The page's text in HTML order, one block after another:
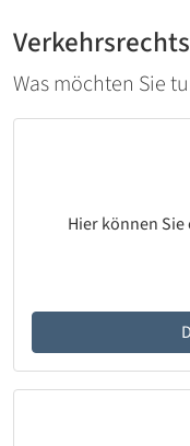
Was möchten Sie
Hier können